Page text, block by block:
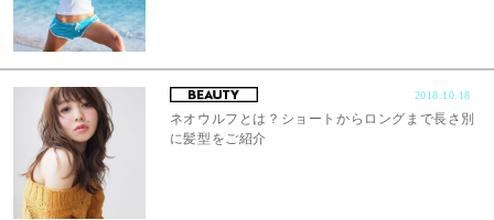
2018.10.18
ネオウルフとは？ショートからロングまで長さ別
に髪型をご紹介